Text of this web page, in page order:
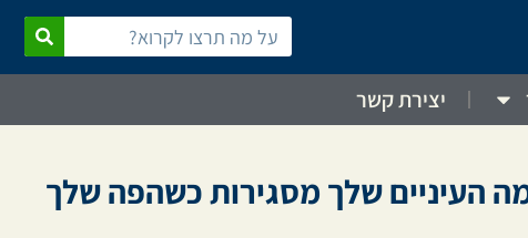
יצירת קשר
העיניים שלך מסגירות כשהפה שלך